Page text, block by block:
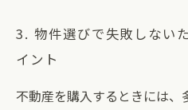
3. 物件選びで失敗しない
イント
不動産を購入するときには